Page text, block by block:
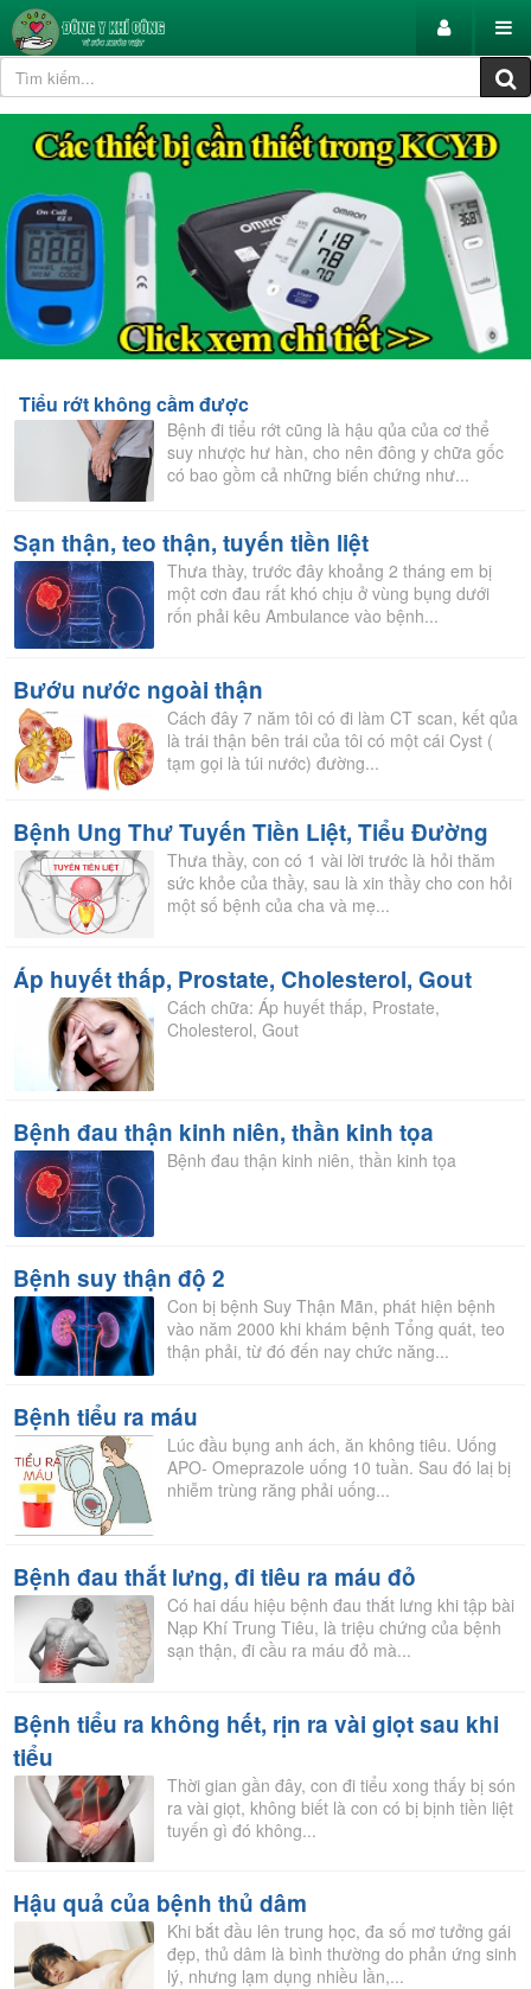
Tiểu rớt không cầm được
Bệnh đi tiểu rớt cũng là hậu qủa của cơ thể
suy nhược hư hàn, cho nên đông y chữa gốc
có bao gồm cả những biến chứng như...
Sạn thận, teo thận, tuyến tiền liệt
Thưa thày, trước đây khoảng 2 tháng em bị
một cơn đau rất khó chịu ở vùng bụng dưới
rốn phải kêu Ambulance vào bệnh...
Bướu nước ngoài thận
Cách đây 7 năm tôi có đi làm CT scan, kết qủa
là trái thận bên trái của tôi có một cái Cyst (
tạm gọi là túi nước) đường...
Bệnh Ung Thư Tuyến Tiền Liệt, Tiểu Đường
Thưa thầy, con có 1 vài lời trước là hỏi thăm
sức khỏe của thầy, sau là xin thầy cho con hỏi
một số bệnh của cha và mẹ...
Áp huyết thấp, Prostate, Cholesterol, Gout
Cách chữa: Áp huyết thấp, Prostate,
Cholesterol, Gout
Bệnh đau thận kinh niên, thần kinh tọa
Bệnh đau thận kinh niên, thần kinh tọa
Bệnh suy thận độ 2
Con bị bệnh Suy Thận Mãn, phát hiện bệnh
vào năm 2000 khi khám bệnh Tổng quát, teo
thận phải, từ đó đến nay chức năng...
Bệnh tiểu ra máu
Lúc đầu bụng anh ách, ăn không tiêu. Uống
APO- Omeprazole uống 10 tuần. Sau đó laị bị
nhiễm trùng răng phải uống...
Bệnh đau thắt lưng, đi tiêu ra máu đỏ
Có hai dấu hiệu bệnh đau thắt lưng khi tập bài
Nạp Khí Trung Tiêu, là triệu chứng của bệnh
sạn thận, đi cầu ra máu đỏ mà...
Bệnh tiểu ra không hết, rịn ra vài giọt sau khi
tiểu
Thời gian gần đây, con đi tiểu xong thấy bị són
ra vài giọt, không biết là con có bị bịnh tiền liệt
tuyến gì đó không...
Hậu quả của bệnh thủ dâm
Khi bắt đầu lên trung học, đa số mơ tưởng gái
đẹp, thủ dâm là bình thường do phản ứng sinh
lý, nhưng lạm dụng nhiều lần,...